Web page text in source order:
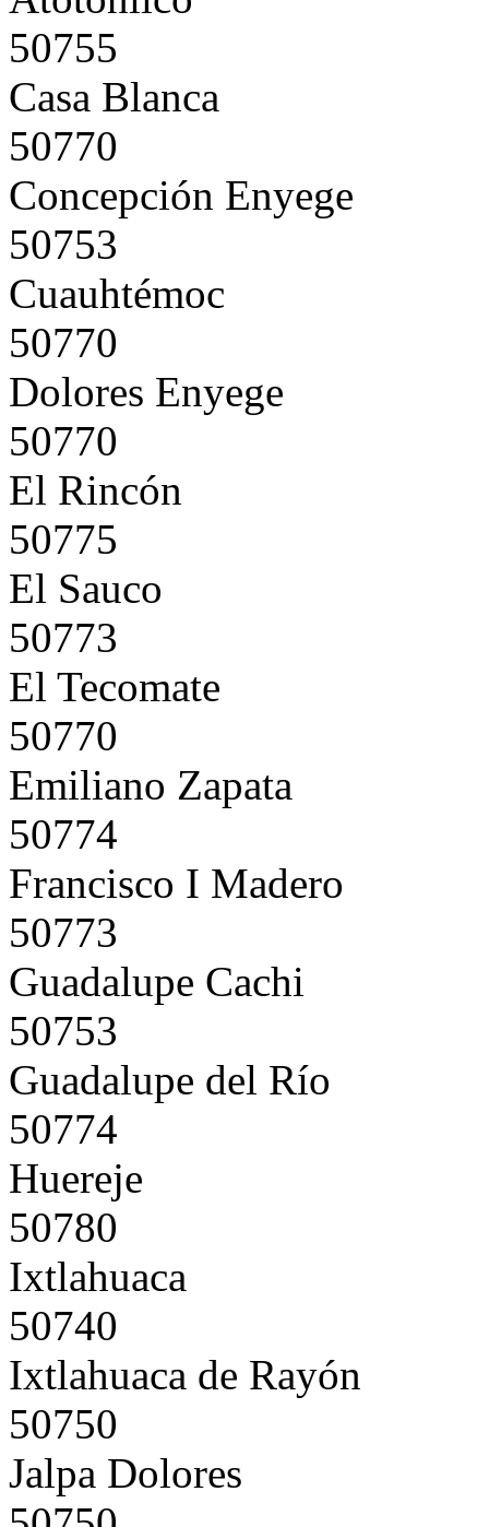
50755
Casa Blanca
50770
Concepción Enyege
50753
Cuauhtémoc
50770
Dolores Enyege
50770
El Rincón
50775
El Sauco
50773
El Tecomate
50770
Emiliano Zapata
50774
Francisco I Madero
50773
Guadalupe Cachi
50753
Guadalupe del Río
50774
Huereje
50780
Ixtlahuaca
50740
Ixtlahuaca de Rayón
50750
Jalpa Dolores